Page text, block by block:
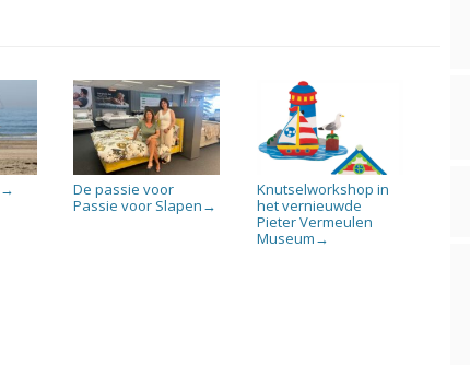
→
De passie voor
Passie voor Slapen →
Knutselworkshop in
het vernieuwde
Pieter Vermeulen
Museum →